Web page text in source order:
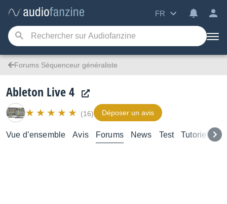
FR
Forums Séquenceur généraliste
Ableton Live 4
(16) Déposer un avis
Vue d’ensemble Avis Forums News Test Tutoriels